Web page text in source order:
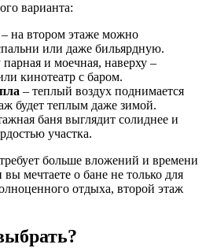
варианта:
– на втором этаже можно
или даже бильярдную.
парная и моечная, наверху –
кинотеатр с баром.
– теплый воздух поднимается
будет теплым даже зимой.
баня выглядит солиднее и
участка.
больше вложений и времени
мечтаете о бане не только для
отдыха, второй этаж